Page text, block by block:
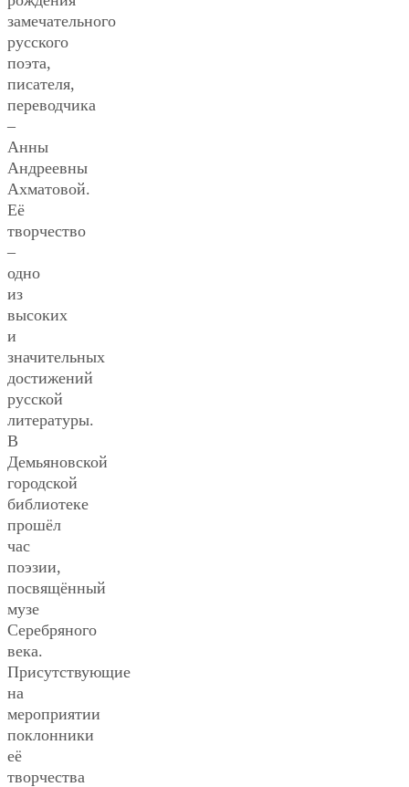
замечательного
русского
поэта,
писателя,
переводчика
–
Анны
Андреевны
Ахматовой.
Её
творчество
–
одно
из
высоких
и
значительных
достижений
русской
литературы.
В
Демьяновской
городской
библиотеке
прошёл
час
поэзии,
посвящённый
музе
Серебряного
века.
Присутствующие
на
мероприятии
поклонники
её
творчества